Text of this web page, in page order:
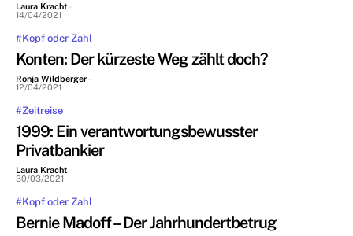
Laura Kracht -
14/04/2021
#Kopf oder Zahl
Konten: Der kürzeste Weg zählt doch?
Ronja Wildberger -
12/04/2021
#Zeitreise
1999: Ein verantwortungsbewusster
Privatbankier
Laura Kracht -
30/03/2021
#Kopf oder Zahl
Bernie Madoff – Der Jahrhundertbetrug